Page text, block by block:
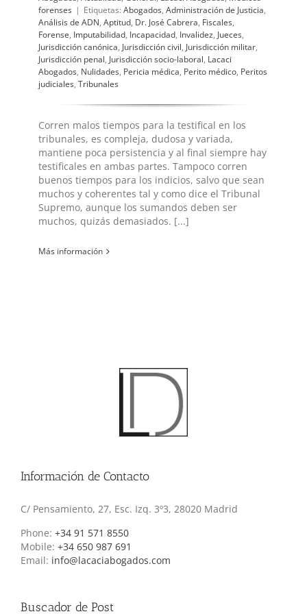
forenses | Etiquetas: Abogados, Administración de Justicia,
Análisis de ADN, Aptitud, Dr. José Cabrera, Fiscales,
Forense, Imputabilidad, Incapacidad, Invalidez, Jueces,
Jurisdicción canónica, Jurisdicción civil, Jurisdicción militar,
Jurisdicción penal, Jurisdicción socio-laboral, Lacaci
Abogados, Nulidades, Pericia médica, Perito médico, Peritos
judiciales, Tribunales
Corren malos tiempos para la testifical en los
tribunales, es compleja, dudosa y variada,
mantiene poca persistencia y al final siempre hay
testificales en ambas partes. ​Tampoco corren
buenos tiempos para los indicios, salvo que sean
muchos y coherentes tal y como dice el Tribunal
Supremo, aunque los sumandos deben ser
muchos, quizás demasiados. [...]
Más información
Información de Contacto
C/ Pensamiento, 27, Esc. Izq. 3º3, 28020 Madrid
Phone: +34 91 571 8550
Mobile: +34 650 987 691
Email: info@lacaciabogados.com
Buscador de Post